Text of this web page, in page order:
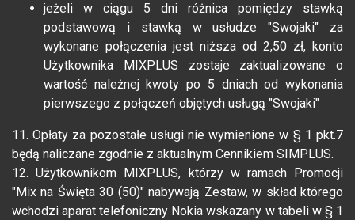
jeżeli w ciągu 5 dni różnica pomiędzy stawką
podstawową i stawką w usłudze "Swojaki" za
wykonane połączenia jest niższa od 2,50 zł, konto
Użytkownika MIXPLUS zostaje zaktualizowane o
wartość należnej kwoty po 5 dniach od wykonania
pierwszego z połączeń objętych usługą "Swojaki"
11. Opłaty za pozostałe usługi nie wymienione w § 1 pkt.7
będą naliczane zgodnie z aktualnym Cennikiem SIMPLUS.
12. Użytkownikom MIXPLUS, którzy w ramach Promocji
"Mix na Święta 30 (50)" nabywają Zestaw, w skład którego
wchodzi aparat telefoniczny Nokia wskazany w tabeli w § 1